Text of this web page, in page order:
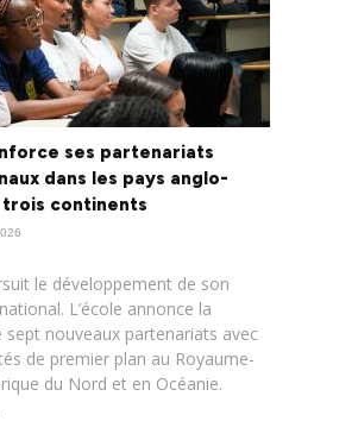
ses partenariats
dans les pays anglo-
trois continents
le développement de son
L’école annonce la
sept nouveaux partenariats avec
de premier plan au Royaume-
du Nord et en Océanie.